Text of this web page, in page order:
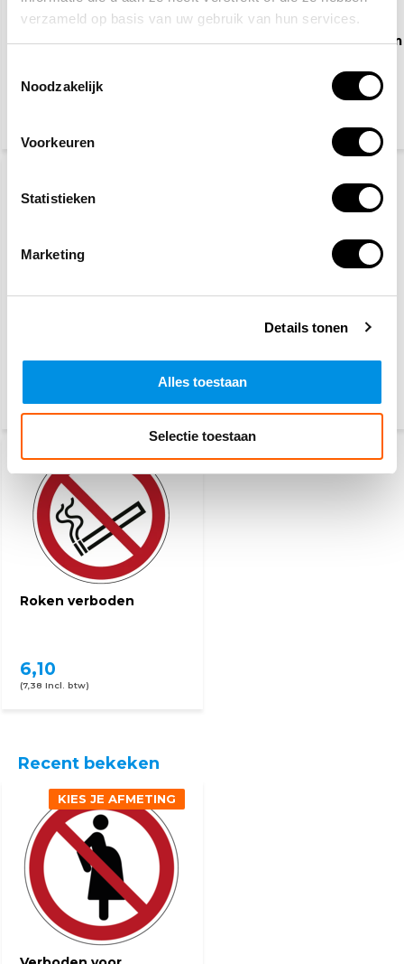
verzameld op basis van uw gebruik van hun services.
Noodzakelijk
Voorkeuren
Statistieken
Marketing
Details tonen
Alles toestaan
Selectie toestaan
EHBO koffer Oranje
Waarschuwingspictogram
(3,03 Incl. btw)
Verboden voor
voetgangers
2,50
(3,03 Incl. btw)
Roken verboden
6,10
(7,38 Incl. btw)
Recent bekeken
KIES JE AFMETING